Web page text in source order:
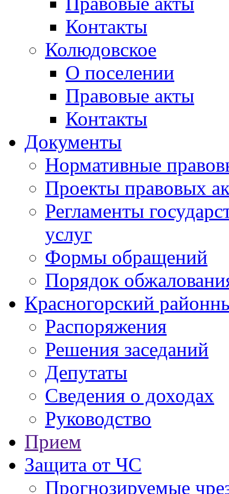
Контакты
Колюдовское
О поселении
Правовые акты
Контакты
Документы
Нормативные
Проекты правовых
Регламенты
услуг
Формы обращений
Порядок
Красногорский
Распоряжения
Решения заседаний
Депутаты
Сведения о доходах
Руководство
Прием
Защита от ЧС
Прогнозируемые